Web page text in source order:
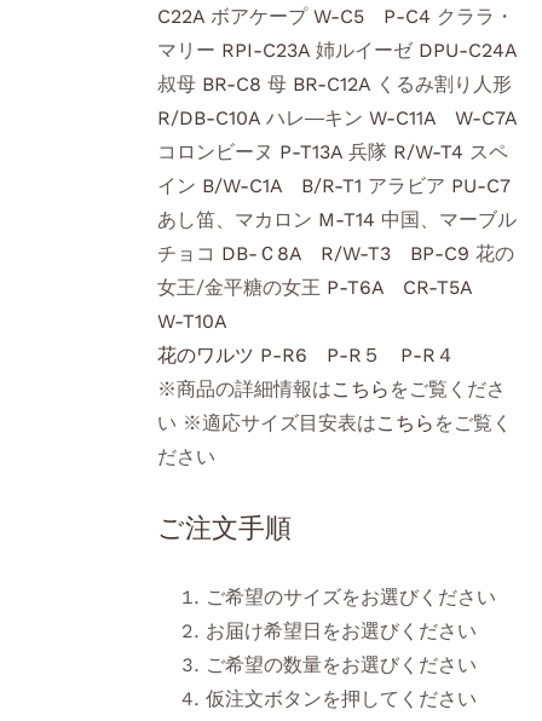
C22A ボアケープW-C5 P-C4 クララ・
マリー RPI-C23A 姉ルイーゼ DPU-C24A
叔母 BR-C8 母 BR-C12A くるみ割り人形
R/DB-C10A ハレ―キンW-C11A
W-C7A
コロンビーヌ P-T13A 兵隊 R/W-T4 スペ
イン B/W-C1A B/R-T1 アラビア PU-C7
あし笛、マカロン M-T14 中国、マーブル
チョコ DB-Ｃ8A R/W-T3 BP-C9 花の
女王/金平糖の女王 P-T6A
CR-T5A
W-T10A
花のワルツ P-R6 P-R５
P-R４
※商品の詳細情報はこちら をご覧くださ
い ※適応サイズ目安表はこちら をご覧く
ださい
ご注文手順
ご希望のサイズをお選びください
お届け希望日をお選びください
ご希望の数量をお選びください
仮注文ボタンを押してください